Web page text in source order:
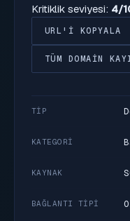
Kritiklik seviyesi: 4/
URL'I KOPYALA
TÜM DOMAIN
TIP
KATEGORI
KAYNAK
BAĞLANTI TIPI